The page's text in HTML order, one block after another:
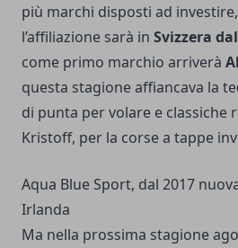
più marchi disposti ad
l’affiliazione sarà in Svizzera
come primo marchio arriverà
questa stagione affiancava la
di punta per volare e classiche
Kristoff, per la corse a tappe
Aqua Blue Sport, dal 2017
Irlanda
Ma nella prossima stagione